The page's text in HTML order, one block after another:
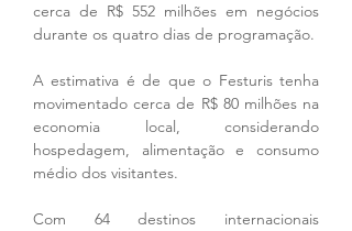
cerca de R$ 552 milhões em negócios
durante os quatro dias de programação.
A estimativa é de que o Festuris tenha
movimentado cerca de R$ 80 milhões na
economia local, considerando
hospedagem, alimentação e consumo
médio dos visitantes.
Com 64 destinos internacionais